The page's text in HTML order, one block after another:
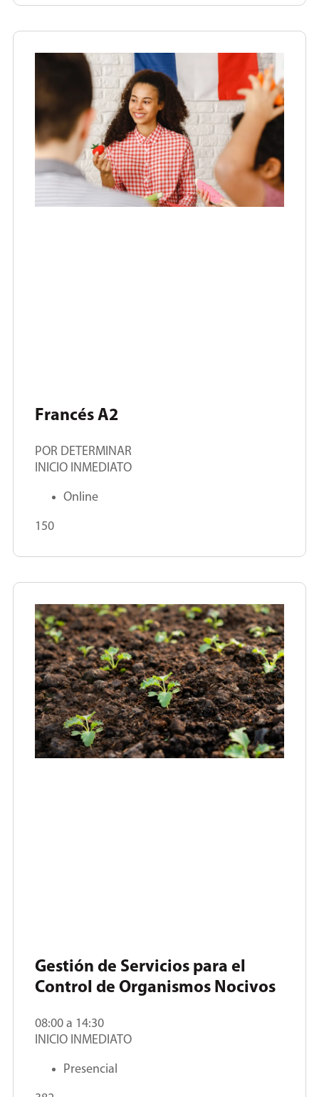
Francés A2
POR DETERMINAR
INICIO INMEDIATO
Online
150
Gestión de Servicios para el
Control de Organismos Nocivos
08:00 a 14:30
INICIO INMEDIATO
Presencial